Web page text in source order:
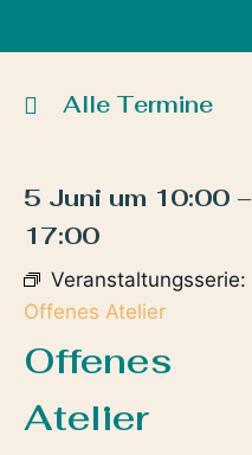
Alle Termine
5 Juni um 10:00 –
17:00
Veranstaltungsserie:
Offenes Atelier
Offenes
Atelier